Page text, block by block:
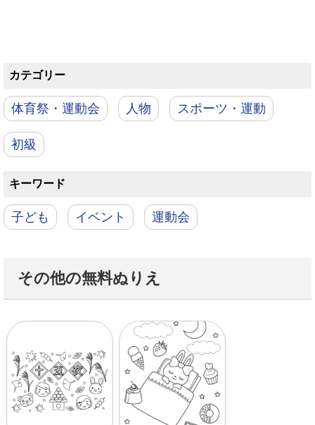
カテゴリー
体育祭・運動会 人物 スポーツ・運動
初級
キーワード
子ども イベント 運動会
その他の無料ぬりえ